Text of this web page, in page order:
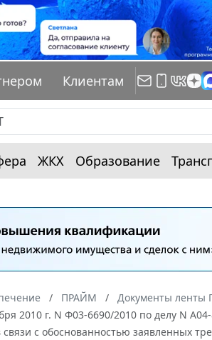
Клиентам
ЖКХ Образование
ПРАЙМ Документы ленты
2010 г. N Ф03-6690/2010 по делу N
с обоснованностью заявленных